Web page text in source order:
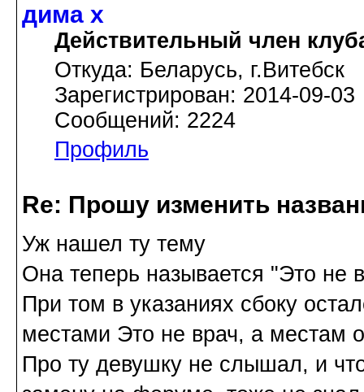
дима х
Действительный член
Откуда: Беларусь, г.Витебск
Зарегистрирован: 2014-09-03
Сообщений: 2224
Профиль
Re: Прошу изменить
Уж нашел ту тему
Она теперь называется "Это не
При том в указаниях сбоку
местами Это не врач, а местам
Про ту девушку не слышал, и